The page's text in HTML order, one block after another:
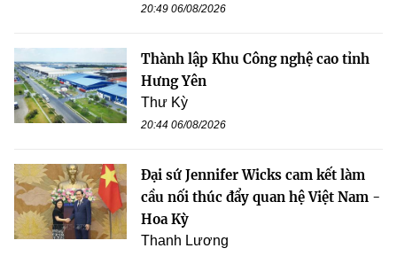
20:49 06/08/2026
Thành lập Khu Công nghệ cao tỉnh
Hưng Yên
Thư Kỳ
20:44 06/08/2026
Đại sứ Jennifer Wicks cam kết làm
cầu nối thúc đẩy quan hệ Việt Nam -
Hoa Kỳ
Thanh Lương